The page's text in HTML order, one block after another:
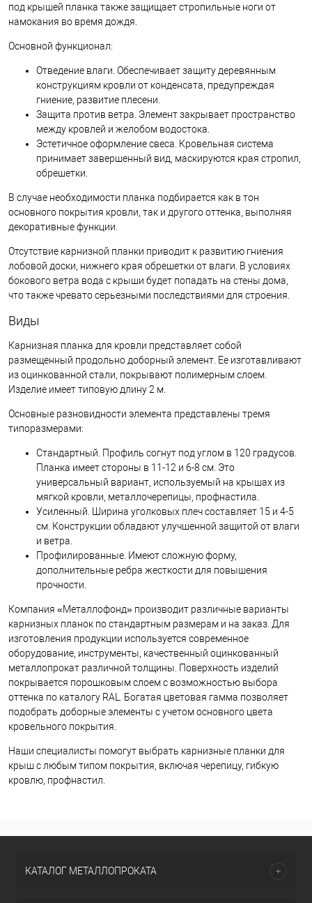
под крышей планка также защищает стропильные ноги от
намокания во время дождя.
Основной функционал:
Отведение влаги. Обеспечивает защиту деревянным
конструкциям кровли от конденсата, предупреждая
гниение, развитие плесени.
Защита против ветра. Элемент закрывает пространство
между кровлей и желобом водостока.
Эстетичное оформление свеса. Кровельная система
принимает завершенный вид, маскируются края стропил,
обрешетки.
В случае необходимости планка подбирается как в тон
основного покрытия кровли, так и другого оттенка, выполняя
декоративные функции.
Отсутствие карнизной планки приводит к развитию гниения
лобовой доски, нижнего края обрешетки от влаги. В условиях
бокового ветра вода с крыши будет попадать на стены дома,
что также чревато серьезными последствиями для строения.
Виды
Карнизная планка для кровли представляет собой
размещенный продольно доборный элемент. Ее изготавливают
из оцинкованной стали, покрывают полимерным слоем.
Изделие имеет типовую длину 2 м.
Основные разновидности элемента представлены тремя
типоразмерами:
Стандартный. Профиль согнут под углом в 120 градусов.
Планка имеет стороны в 11-12 и 6-8 см. Это
универсальный вариант, используемый на крышах из
мягкой кровли, металлочерепицы, профнастила.
Усиленный. Ширина уголковых плеч составляет 15 и 4-5
см. Конструкции обладают улучшенной защитой от влаги
и ветра.
Профилированные. Имеют сложную форму,
дополнительные ребра жесткости для повышения
прочности.
Компания «Металлофонд» производит различные варианты
карнизных планок по стандартным размерам и на заказ. Для
изготовления продукции используется современное
оборудование, инструменты, качественный оцинкованный
металлопрокат различной толщины. Поверхность изделий
покрывается порошковым слоем с возможностью выбора
оттенка по каталогу RAL. Богатая цветовая гамма позволяет
подобрать доборные элементы с учетом основного цвета
кровельного покрытия.
Наши специалисты помогут выбрать карнизные планки для
крыш с любым типом покрытия, включая черепицу, гибкую
кровлю, профнастил.
КАТАЛОГ МЕТАЛЛОПРОКАТА